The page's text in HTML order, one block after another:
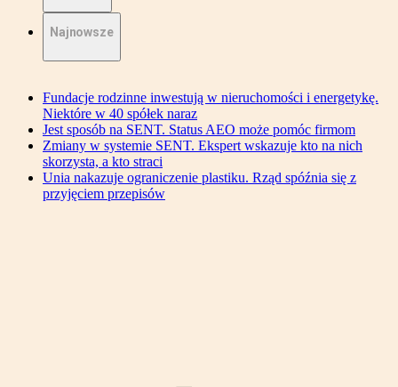
Najnowsze
Fundacje rodzinne inwestują w nieruchomości i energetykę.
Niektóre w 40 spółek naraz
Jest sposób na SENT. Status AEO może pomóc firmom
Zmiany w systemie SENT. Ekspert wskazuje kto na nich
skorzysta, a kto straci
Unia nakazuje ograniczenie plastiku. Rząd spóźnia się z
przyjęciem przepisów